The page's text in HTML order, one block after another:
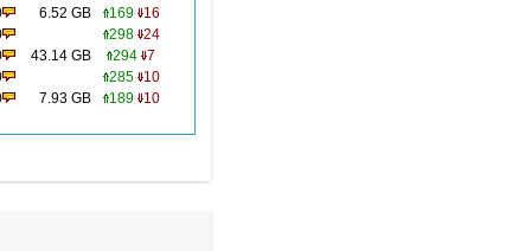
6.52 GB 169 16
298 24
43.14 GB 294 7
285 10
7.93 GB 189 10